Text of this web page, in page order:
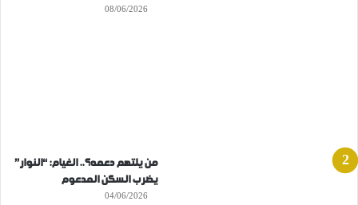
08/06/2026
من يلتهم دعمه؟.. الغيام: “النوار”
يضرب السكن المدعوم
04/06/2026